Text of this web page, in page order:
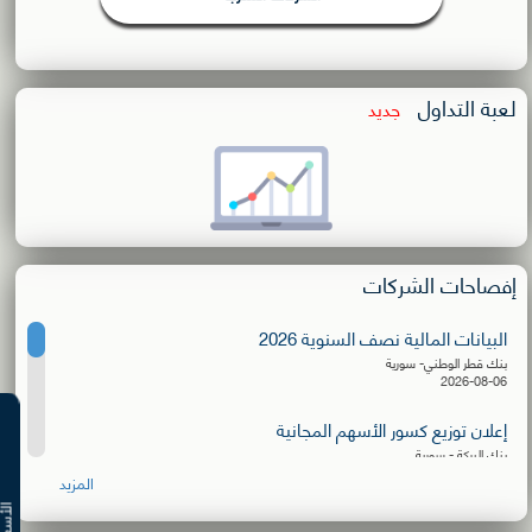
لعبة التداول جديد
إفصاحات الشركات
البيانات المالية نصف السنوية 2026
بنك قطر الوطني- سورية
2026-08-06
إعلان توزيع كسور الأسهم المجانية
بنك البركة - سورية
البيانات المالية نصف السنوية 2026
المزيد